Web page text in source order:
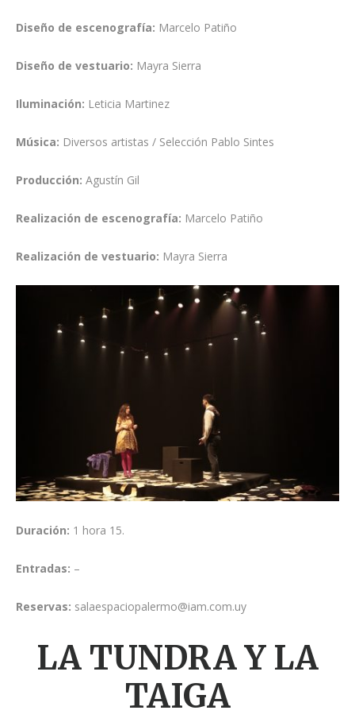
Diseño de escenografía: Marcelo Patiño
Diseño de vestuario: Mayra Sierra
Iluminación: Leticia Martinez
Música: Diversos artistas / Selección Pablo Sintes
Producción: Agustín Gil
Realización de escenografía: Marcelo Patiño
Realización de vestuario: Mayra Sierra
Duración: 1 hora 15.
Entradas: –
Reservas: salaespaciopalermo@iam.com.uy
LA TUNDRA Y LA
TAIGA